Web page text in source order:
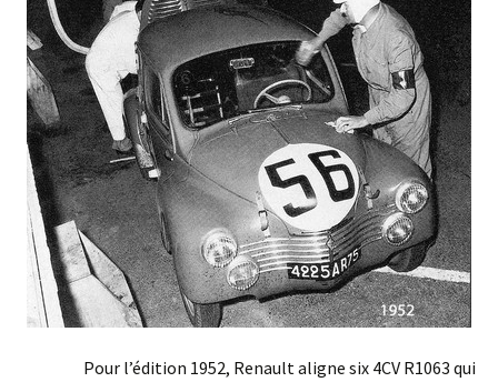
Pour l’édition 1952, Renault aligne six 4CV R1063 qui